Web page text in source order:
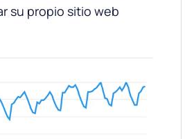
su propio sitio web